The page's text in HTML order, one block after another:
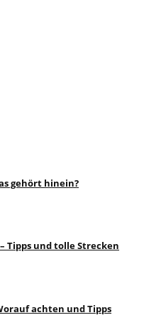
gehört hinein?
Tipps und tolle Strecken
achten und Tipps